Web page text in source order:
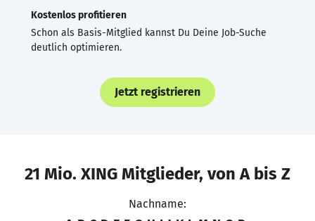
Kostenlos profitieren
Schon als Basis-Mitglied kannst Du Deine Job-Suche
deutlich optimieren.
Jetzt registrieren
21 Mio. XING Mitglieder, von A bis Z
Nachname: